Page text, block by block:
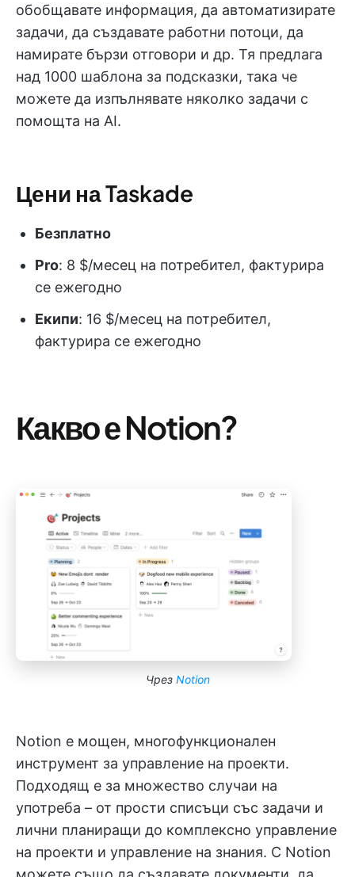
обобщавате информация, да автоматизирате
задачи, да създавате работни потоци, да
намирате бързи отговори и др. Тя предлага
над 1000 шаблона за подсказки, така че
можете да изпълнявате няколко задачи с
помощта на AI.
Цени на Taskade
Безплатно
Pro: 8 $/месец на потребител, фактурира
се ежегодно
Екипи: 16 $/месец на потребител,
фактурира се ежегодно
Какво е Notion?
Чрез Notion
Notion е мощен, многофункционален
инструмент за управление на проекти.
Подходящ е за множество случаи на
употреба – от прости списъци със задачи и
лични планиращи до комплексно управление
на проекти и управление на знания. С Notion